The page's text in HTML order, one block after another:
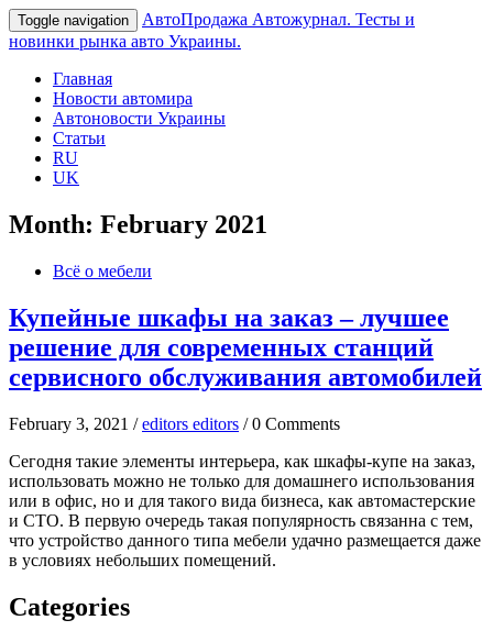
Toggle navigation АвтоПродажа Автожурнал. Тесты и
новинки рынка авто Украины.
Главная
Новости автомира
Автоновости Украины
Статьи
RU
UK
Month: February 2021
Всё о мебели
Купейные шкафы на заказ – лучшее
решение для современных станций
сервисного обслуживания автомобилей
February 3, 2021 /editors editors / 0 Comments
Сегодня такие элементы интерьера, как шкафы-купе на заказ,
использовать можно не только для домашнего использования
или в офис, но и для такого вида бизнеса, как автомастерские
и СТО. В первую очередь такая популярность связанна с тем,
что устройство данного типа мебели удачно размещается даже
в условиях небольших помещений.
Categories